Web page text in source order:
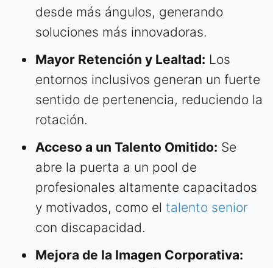
desde más ángulos, generando
soluciones más innovadoras.
Mayor Retención y Lealtad: Los
entornos inclusivos generan un fuerte
sentido de pertenencia, reduciendo la
rotación.
Acceso a un Talento Omitido: Se
abre la puerta a un pool de
profesionales altamente capacitados
y motivados, como el talento senior
con discapacidad.
Mejora de la Imagen Corporativa: